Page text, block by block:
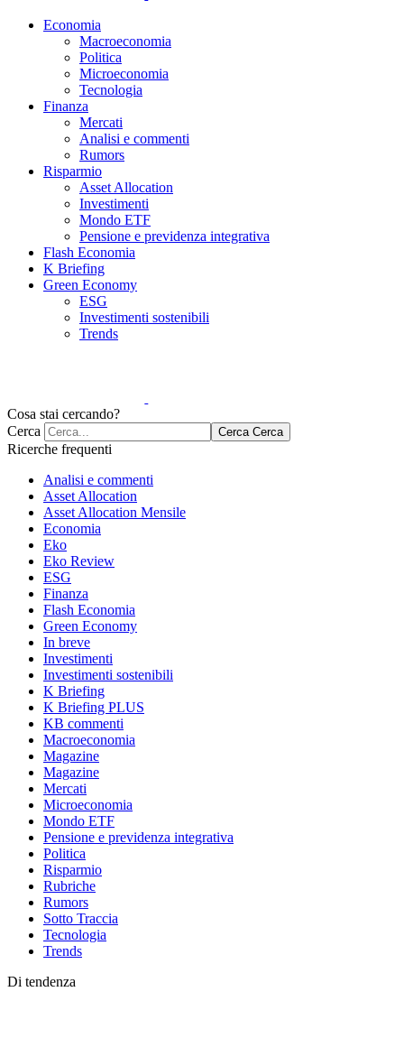
Economia
Macroeconomia
Politica
Microeconomia
Tecnologia
Finanza
Mercati
Analisi e commenti
Rumors
Risparmio
Asset Allocation
Investimenti
Mondo ETF
Pensione e previdenza integrativa
Flash Economia
K Briefing
Green Economy
ESG
Investimenti sostenibili
Trends
Cosa stai cercando?
Cerca
Cerca Cerca
Ricerche frequenti
Analisi e commenti
Asset Allocation
Asset Allocation Mensile
Economia
Eko
Eko Review
ESG
Finanza
Flash Economia
Green Economy
In breve
Investimenti
Investimenti sostenibili
K Briefing
K Briefing PLUS
KB commenti
Macroeconomia
Magazine
Magazine
Mercati
Microeconomia
Mondo ETF
Pensione e previdenza integrativa
Politica
Risparmio
Rubriche
Rumors
Sotto Traccia
Tecnologia
Trends
Di tendenza